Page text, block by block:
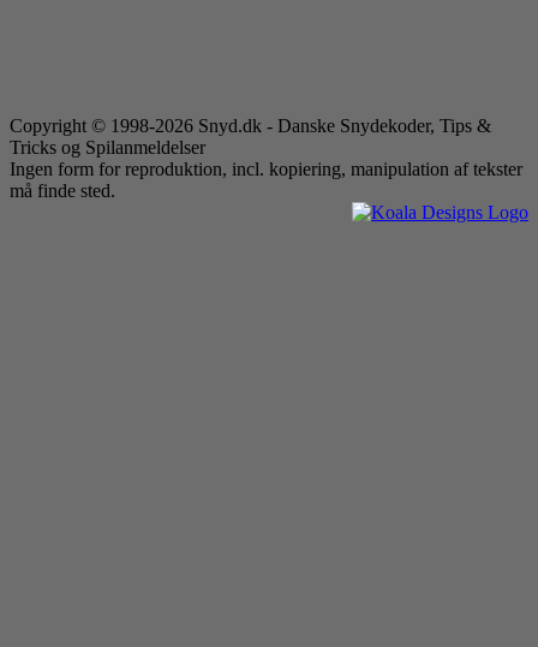
Copyright © 1998-2026 Snyd.dk - Danske Snydekoder, Tips &
Tricks og Spilanmeldelser
Ingen form for reproduktion, incl. kopiering, manipulation af tekster
må finde sted.